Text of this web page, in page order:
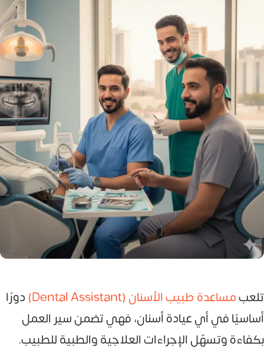
تلعبمساعدة طبيب الأسنان (Dental Assistant)
دورًا
أساسيًا في أي عيادة أسنان، فهي تضمن سير العمل
بكفاءة وتسهّل الإجراءات العلاجية والطبية للطبيب.